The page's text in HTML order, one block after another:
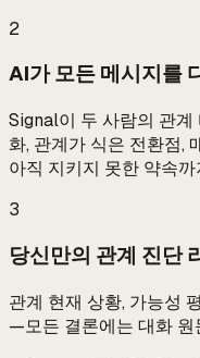
2
AI가 모든 메시지를
Signal이 두 사람의 관계
화, 관계가 식은 전환점,
아직 지키지 못한 약속까
3
당신만의 관계 진단
관계 현재 상황, 가능성
—모든 결론에는 대화 원